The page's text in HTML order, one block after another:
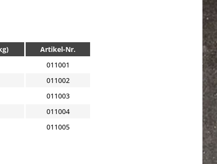
Artikel-Nr.
011001
011002
011003
011004
011005